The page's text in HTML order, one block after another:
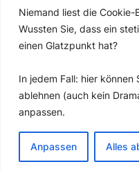
Niemand liest die Cookie-
Wussten Sie, dass ein
einen Glatzpunkt hat?
In jedem Fall: hier können
ablehnen (auch kein
anpassen.
Anpassen Alles
so aus, als war ich auf
erstaunlicher
Facebook eine
(„Sentiment“) integriert
negativ oder neutral
Social-
länger im Angebot;…